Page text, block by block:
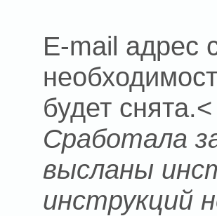
E-mail адрес
будет
Сработала
высланы
инструкций